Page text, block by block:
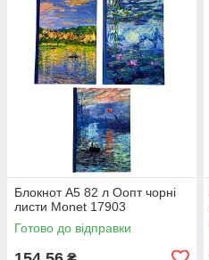
Блокнот А5 82 л Оопт чорні
листи Monet 17903
Готово до відправки